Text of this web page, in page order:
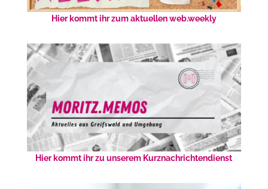
Hier kommt ihr zum aktuellen web.weekly
Hier kommt ihr zu unserem Kurznachrichtendienst